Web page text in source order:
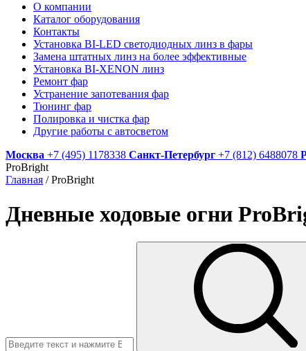
О компании
Каталог оборудования
Контакты
Установка BI-LED светодиодных линз в фары
Замена штатных линз на более эффективные
Установка BI-XENON линз
Ремонт фар
Устранение запотевания фар
Тюнинг фар
Полировка и чистка фар
Другие работы с автосветом
Москва +7 (495) 1178338 Санкт-Петербург +7 (812) 6488078
ProBright
Главная / ProBright
Дневные ходовые огни